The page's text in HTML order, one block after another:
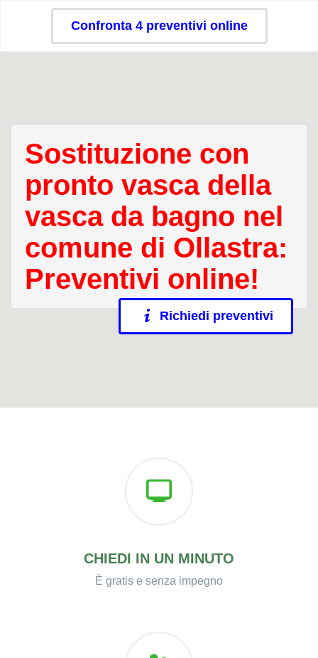
Confronta 4 preventivi online
Sostituzione con
pronto vasca della
vasca da bagno nel
comune di Ollastra:
Preventivi online!
Richiedi preventivi
CHIEDI IN UN MINUTO
È gratis e senza impegno